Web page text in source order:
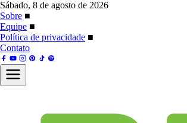
Sábado, 8 de agosto de 2026
Sobre ■
Equipe ■
Política de privacidade ■
Contato